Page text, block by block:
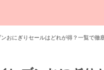
おにぎりセールはどれが得？一覧で徹